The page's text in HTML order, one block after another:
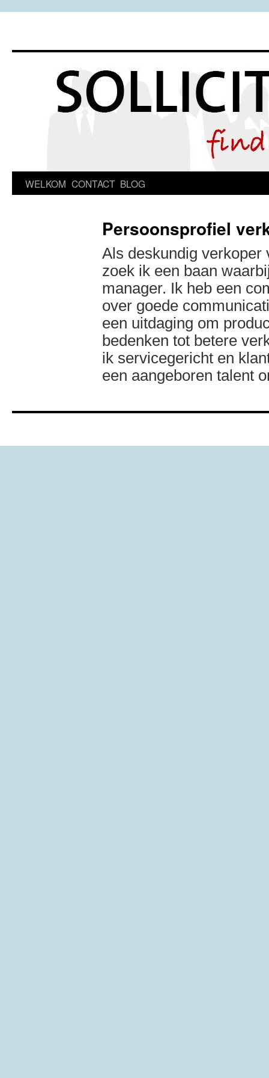
Spring
WELKOM CONTACT BLOG
Persoonsprofiel
Als deskundig verkoper
zoek ik een baan
manager. Ik heb een
over goede
een uitdaging om
bedenken tot betere
ik servicegericht en
een aangeboren talent